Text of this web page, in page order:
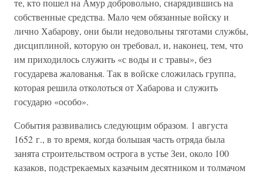
те, кто пошел на Амур добровольно, снарядившись на
собственные средства. Мало чем обязанные войску и
лично Хабарову, они были недовольны тяготами службы,
дисциплиной, которую он требовал, и, наконец, тем, что
им приходилось служить «с воды и с травы», без
государева жалованья. Так в войске сложилась группа,
которая решила отколоться от Хабарова и служить
государю «особо».
События развивались следующим образом. 1 августа
1652 г., в то время, когда большая часть отряда была
занята строительством острога в устье Зеи, около 100
казаков, подстрекаемых казачьим десятником и толмачом